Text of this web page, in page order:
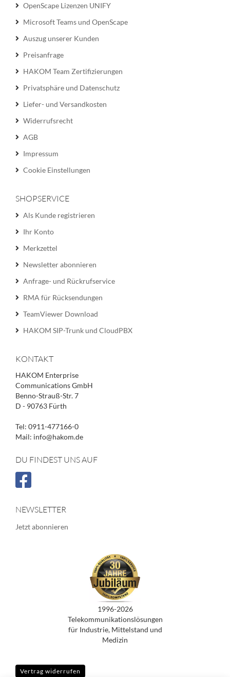
OpenScape Lizenzen UNIFY
Microsoft Teams und OpenScape
Auszug unserer Kunden
Preisanfrage
HAKOM Team Zertifizierungen
Privatsphäre und Datenschutz
Liefer- und Versandkosten
Widerrufsrecht
AGB
Impressum
Cookie Einstellungen
SHOPSERVICE
Als Kunde registrieren
Ihr Konto
Merkzettel
Newsletter abonnieren
Anfrage- und Rückrufservice
RMA für Rücksendungen
TeamViewer Download
HAKOM SIP-Trunk und CloudPBX
KONTAKT
HAKOM Enterprise
Communications GmbH
Benno-Strauß-Str. 7
D - 90763 Fürth
Tel: 0911-477166-0
Mail: info@hakom.de
DU FINDEST UNS AUF
NEWSLETTER
Jetzt abonnieren
1996-2026
Telekommunikationslösungen
für Industrie, Mittelstand und
Medizin
Vertrag widerrufen